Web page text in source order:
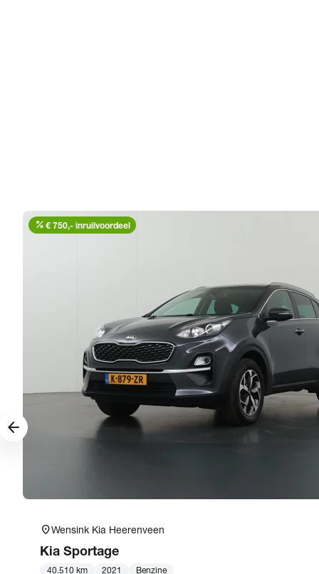
percent € 750,- inruilvoordeel
location_onWensink Kia Heerenveen
Kia Sportage
40.510 km 2021 Benzine
arrow_forward